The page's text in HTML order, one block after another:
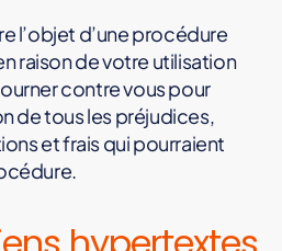
l’objet d’une procédure
raison de votre utilisation
contre vous pour
de tous les préjudices,
et frais qui pourraient